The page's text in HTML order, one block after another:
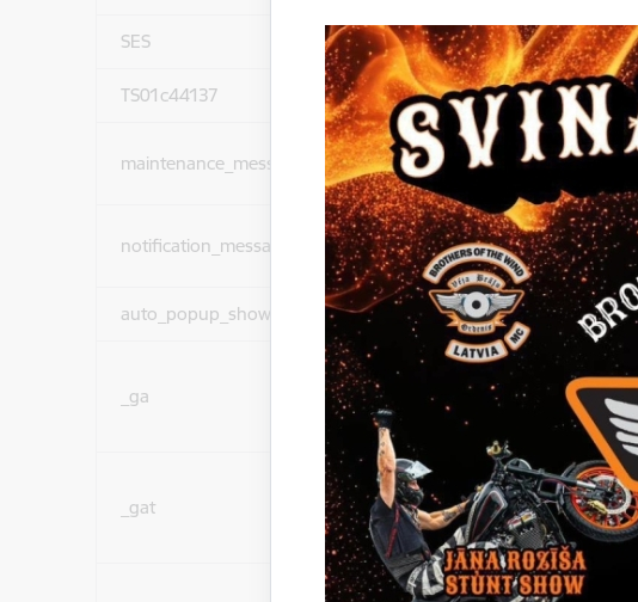
SES Nepieciešams
TS01c44137 Nepieciešams
maintenance_message Nepieciešams
notification_messages Nepieciešams
auto_popup_showed Nepieciešams
_ga
Statistikas sīkdatnes
lai uzlabotu vietnes darbību un
pakalpojumus)
_gat
Statistikas sīkdatnes
lai uzlabotu vietnes darbību un
pakalpojumus)
Statistikas sīkdatnes (nepieciešamas,